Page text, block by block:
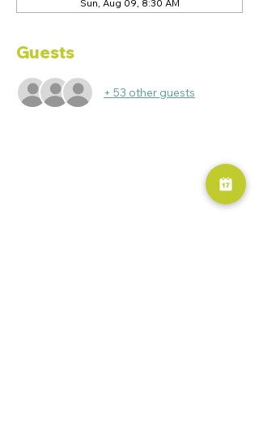
Sun, Aug 09, 8:30 AM
Guests
+ 53 other guests